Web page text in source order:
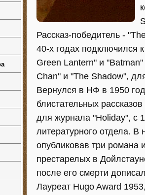
Рассказ-победитель -
40-х годах подключился
Green Lantern" и
Chan" и "The Shadow",
Вернулся в НФ в 1950
блистательных
для журнала "Holiday", с
литературного отдела. В
опубликовав три романа
престарелых в
после его смерти
Лауреат Нugo Award